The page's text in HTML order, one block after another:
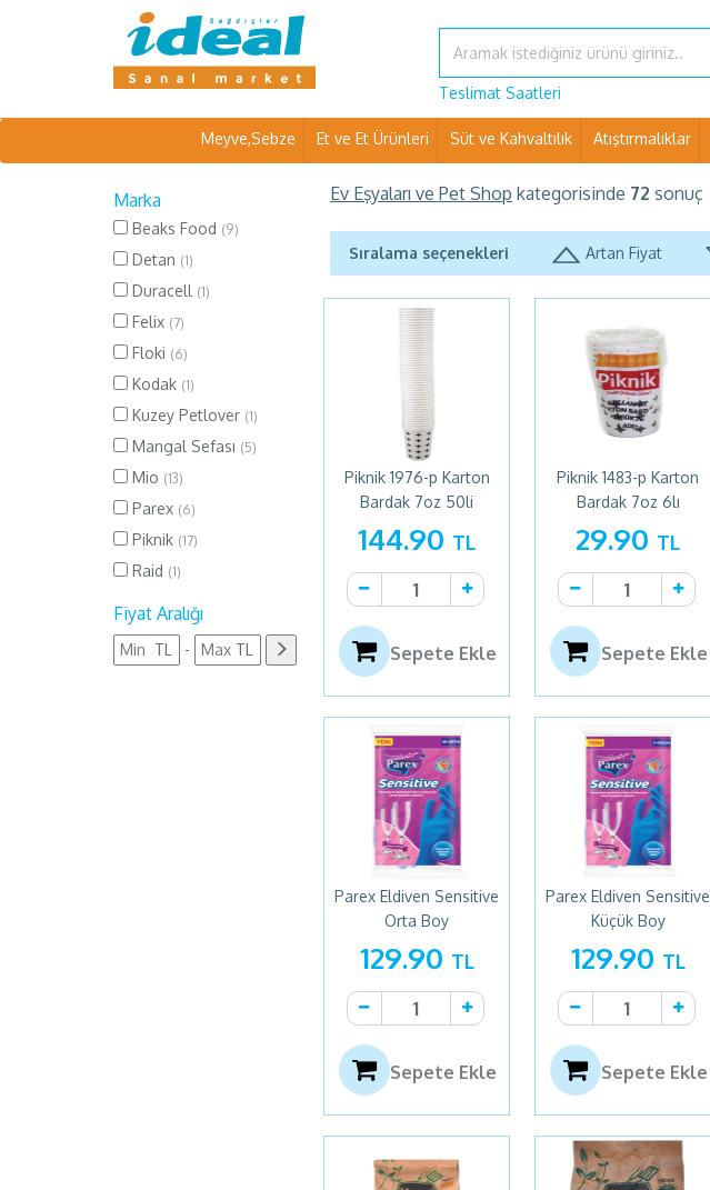
Teslimat Saatleri
Meyve,Sebze Et ve Et Ürünleri Süt ve Kahvaltılık Atıştırmalıklar
Marka
Beaks Food (9)
Detan (1)
Duracell (1)
Felix (7)
Floki (6)
Kodak (1)
Kuzey Petlover (1)
Mangal Sefası (5)
Mio (13)
Parex (6)
Piknik (17)
Raid (1)
Tibtrap (1)
Fiyat Aralığı
-
Ev Eşyaları ve Pet Shop kategorisinde 72 sonuç
Sıralama seçenekleri Artan Fiyat
Piknik 1976-p Karton
Bardak 7oz 50li
144.90 TL
Sepete Ekle
Piknik 1483-p Karton
Bardak 7oz 6lı
29.90 TL
Sepete Ekle
Parex Eldiven Sensitive
Orta Boy
129.90 TL
Sepete Ekle
Parex Eldiven Sensitive
Küçük Boy
129.90 TL
Sepete Ekle